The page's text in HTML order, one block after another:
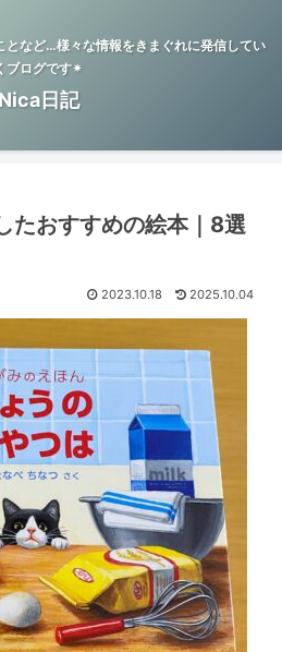
となど…様々な情報をきまぐれに発信してい
ブログです✴︎
Nica日記
たおすすめの絵本｜8選
2023.10.18 2025.10.04